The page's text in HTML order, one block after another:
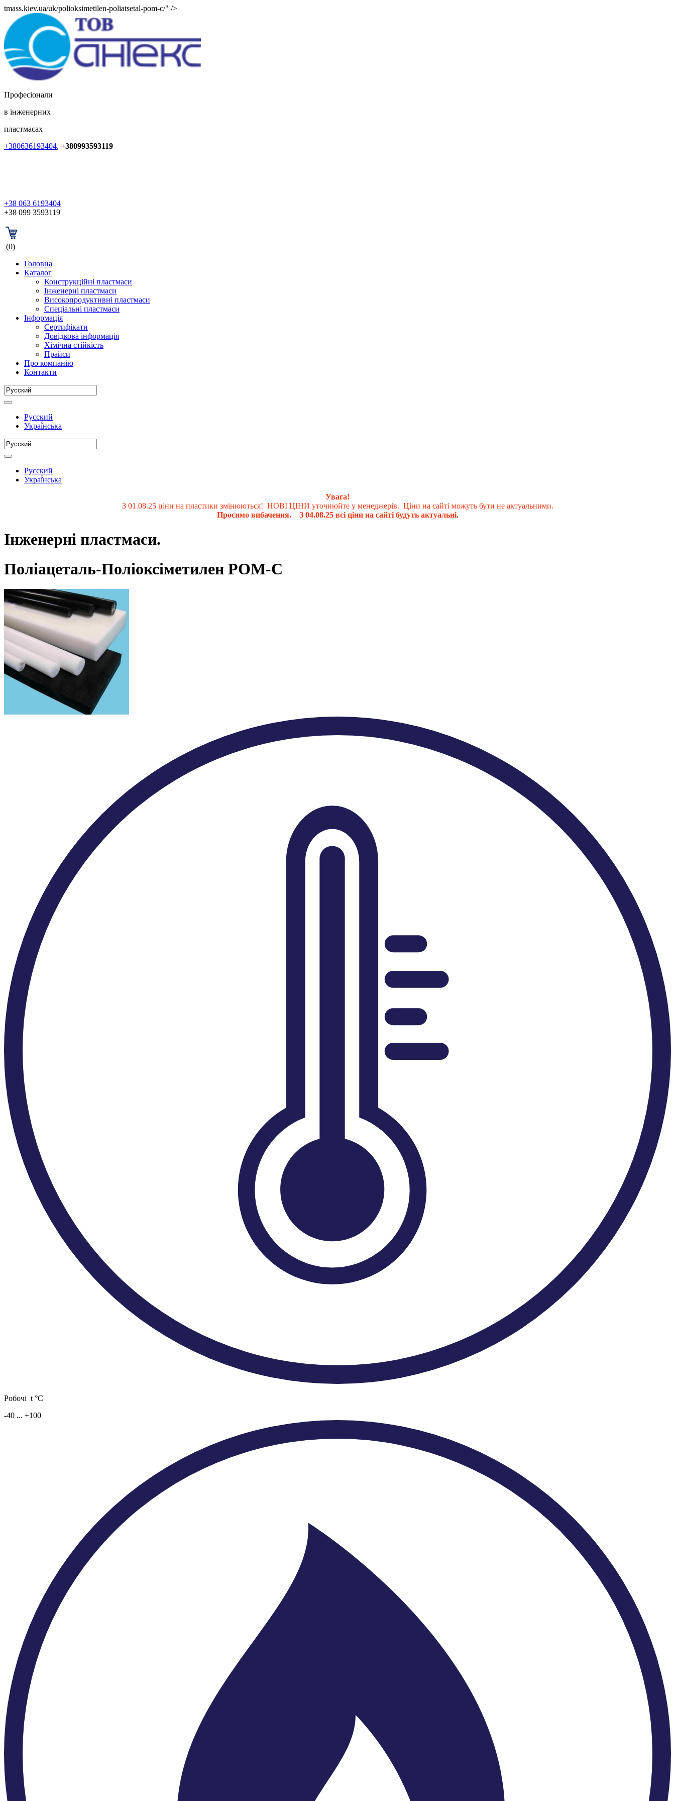
tmass.kiev.ua/uk/polioksimetilen-poliatsetal-pom-c/" />
Професіонали
в інженерних
пластмасах
+380636193404, +380993593119
+38 063 6193404
+38 099 3593119
(0)
Головна
Каталог
Конструкційні пластмаси
Інженерні пластмаси
Високопродуктивні пластмаси
Спеціальні пластмаси
Інформація
Сертифікати
Довідкова інформація
Хімічна стійкість
Прайси
Про компанію
Контакти
Русский
Украї́нська
Русский
Украї́нська
Увага!
З 01.08.25 ціни на пластики змінюються! НОВІ ЦІНИ уточнюйте у менеджерів. Ціни на сайті можуть бути не актуальними.
Просимо вибачення. З 04.08.25 всі ціни на сайті будуть актуальні.
Інженерні пластмаси.
Поліацеталь-Поліоксіметилен PОМ-C
Робочі t °C
-40 ... +100